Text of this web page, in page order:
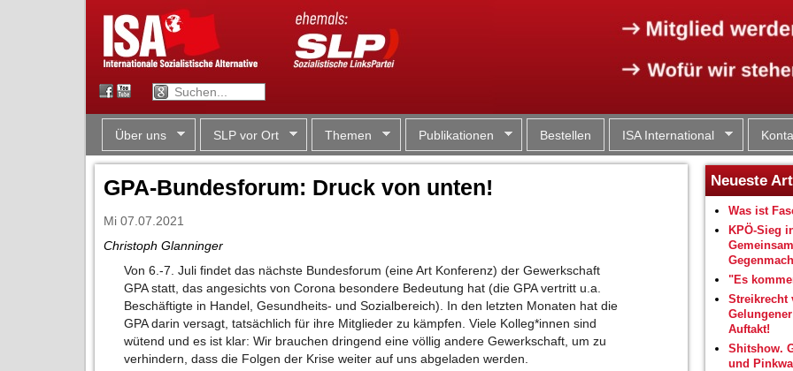
Über uns SLP vor Ort Themen Publikationen Bestellen ISA International
GPA-Bundesforum: Druck von unten!
Mi 07.07.2021
Christoph Glanninger
Von 6.-7. Juli findet das nächste Bundesforum (eine Art Konferenz) der Gewerkschaft
GPA statt, das angesichts von Corona besondere Bedeutung hat (die GPA vertritt u.a.
Beschäftigte in Handel, Gesundheits- und Sozialbereich). In den letzten Monaten hat die
GPA darin versagt, tatsächlich für ihre Mitglieder zu kämpfen. Viele Kolleg*innen sind
wütend und es ist klar: Wir brauchen dringend eine völlig andere Gewerkschaft, um zu
verhindern, dass die Folgen der Krise weiter auf uns abgeladen werden.
Neueste
Was ist
KPÖ-Sieg
"Es
Streikrecht
Auftakt!
Shitshow.
und